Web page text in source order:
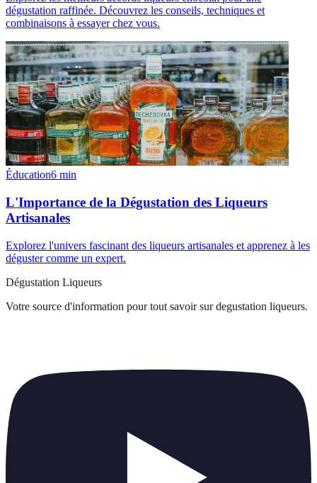
dégustation raffinée. Découvrez les conseils, techniques et
combinaisons à essayer chez vous.
Éducation6 min
L'Importance de la Dégustation des Liqueurs
Artisanales
Explorez l'univers fascinant des liqueurs artisanales et apprenez à les
déguster comme un expert.
Dégustation Liqueurs
Votre source d'information pour tout savoir sur degustation liqueurs.